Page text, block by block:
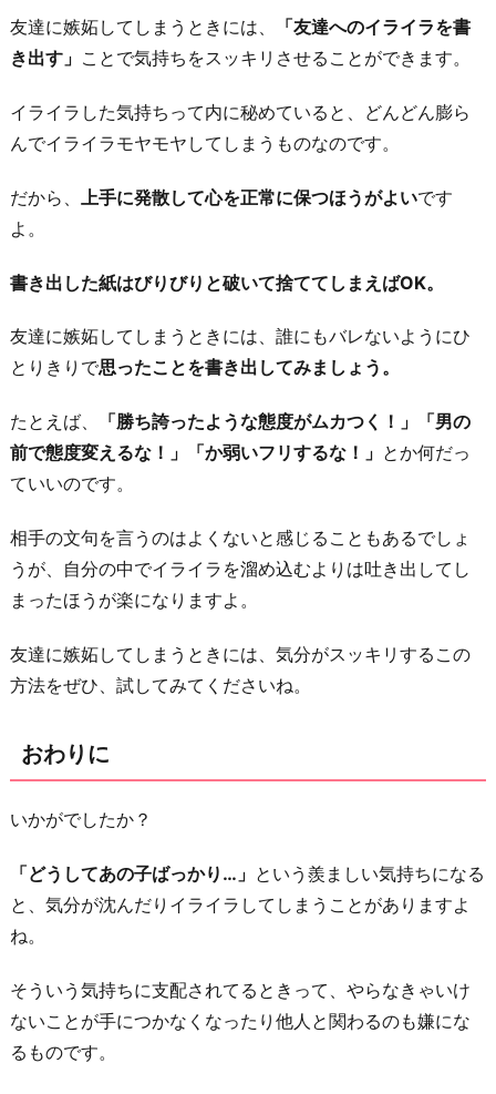
友達に嫉妬してしまうときには、
「友達へのイライラを書
き出す」 ことで気持ちをスッキリさせることができます。
イライラした気持ちって内に秘めていると、どんどん膨ら
んでイライラモヤモヤしてしまうものなのです。
だから、 上手に発散して心を正常に保つほうがよいです
よ。
書き出した紙はびりびりと破いて捨ててしまえばOK。
友達に嫉妬してしまうときには、誰にもバレないようにひ
とりきりで思ったことを書き出してみましょう。
たとえば、
「勝ち誇ったような態度がムカつく！」「男の
前で態度変えるな！」「か弱いフリするな！」 とか何だっ
ていいのです。
相手の文句を言うのはよくないと感じることもあるでしょ
うが、自分の中でイライラを溜め込むよりは吐き出してし
まったほうが楽になりますよ。
友達に嫉妬してしまうときには、気分がスッキリするこの
方法をぜひ、試してみてくださいね。
おわりに
いかがでしたか？
「どうしてあの子ばっかり…」 という羨ましい気持ちになる
と、気分が沈んだりイライラしてしまうことがありますよ
ね。
そういう気持ちに支配されてるときって、やらなきゃいけ
ないことが手につかなくなったり他人と関わるのも嫌にな
るものです。